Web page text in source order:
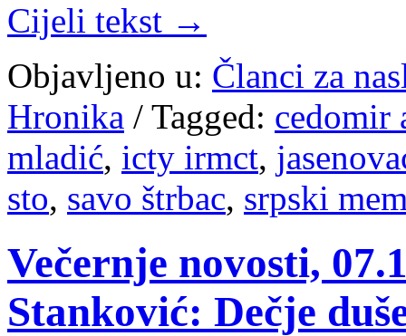
Cijeli tekst →
Objavljeno u: Članci za
Hronika / Tagged: cedomir
mladić, icty irmct,
sto, savo štrbac, srpski
Večernje novosti,
Stanković: Dečje